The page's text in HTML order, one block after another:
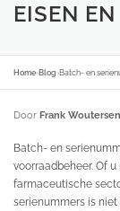
INLOGGEN
EISEN
Home›Blog ›Batch- en
Door Frank Woutersen
Batch- en
voorraadbeheer. Of
farmaceutische
serienummers is